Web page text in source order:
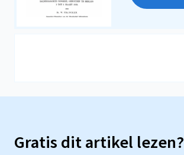
Gratis dit artikel lezen?